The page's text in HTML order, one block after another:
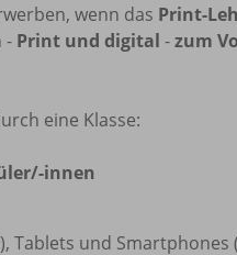
wenn das Print-
- Print und digital -zum
eine Klasse:
innen
Tablets und